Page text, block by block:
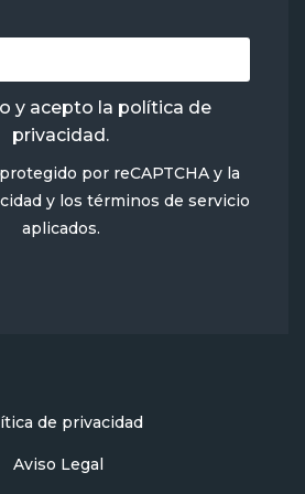
y acepto la política de
privacidad.
por reCAPTCHA y la
y los términos de servicio
aplicados.
de privacidad
Aviso Legal